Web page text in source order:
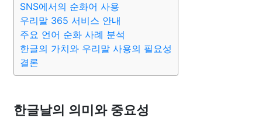
SNS에서의 순화어 사용
우리말 365 서비스 안내
주요 언어 순화 사례 분석
한글의 가치와 우리말 사용의 필요성
결론
한글날의 의미와 중요성